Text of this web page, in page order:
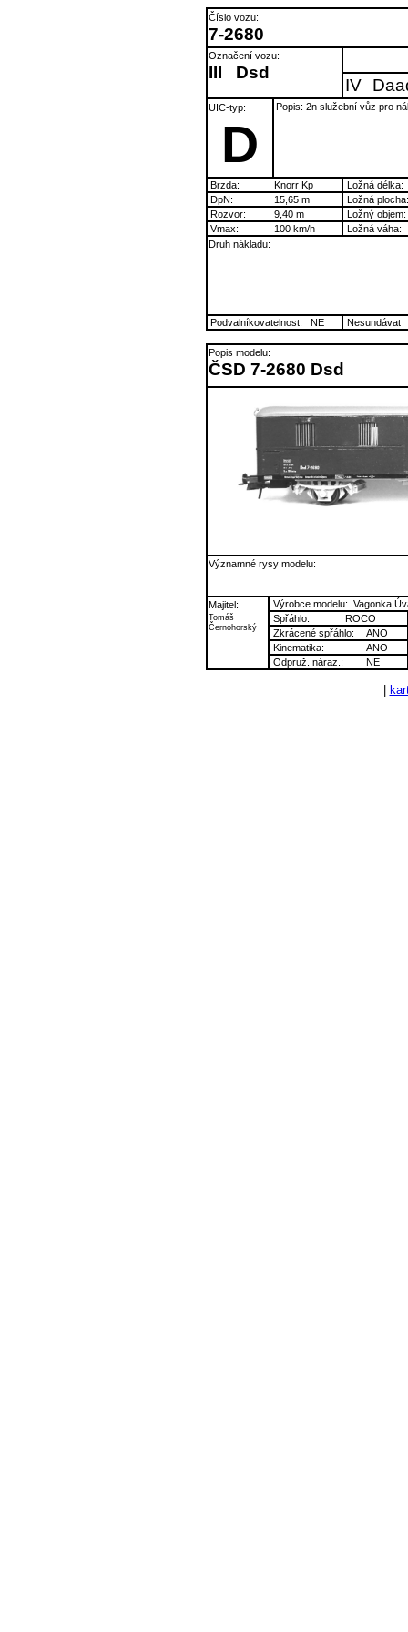
Číslo vozu:
7-2680
Označení vozu:
III Dsd
IV
UIC-typ:
D
Popis: 2n služební vůz pro
Brzda: Knorr Kp
Ložná délka:
DpN:
15,65 m
Ložná plocha:
Rozvor:
9,40 m
Ložný objem:
Vmax:
100 km/h
Ložná váha:
Druh nákladu:
Podvalníkovatelnost: NE Nesundávat
Popis modelu:
ČSD 7-2680 Dsd
Významné rysy modelu:
Majitel:
Tomáš
Černohorský
Výrobce modelu: Vagonka
Spřáhlo:
ROCO
Zkrácené spřáhlo:
ANO
Kinematika:
ANO
Odpruž. náraz.:
NE